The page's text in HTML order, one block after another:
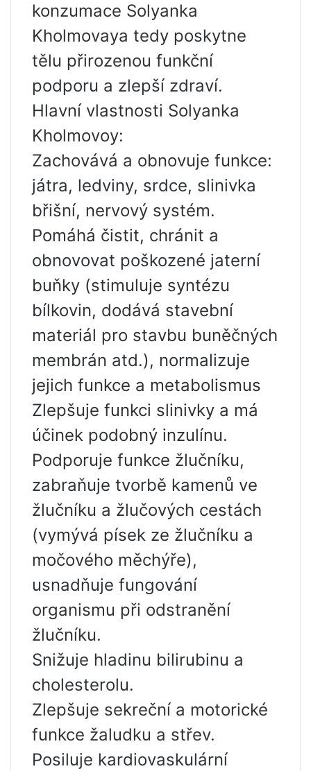
konzumace Solyanka
Kholmovaya tedy poskytne
tělu přirozenou funkční
podporu a zlepší zdraví.
Hlavní vlastnosti Solyanka
Kholmovoy:
Zachovává a obnovuje funkce:
játra, ledviny, srdce, slinivka
břišní, nervový systém.
Pomáhá čistit, chránit a
obnovovat poškozené jaterní
buňky (stimuluje syntézu
bílkovin, dodává stavební
materiál pro stavbu buněčných
membrán atd.), normalizuje
jejich funkce a metabolismus
Zlepšuje funkci slinivky a má
účinek podobný inzulínu.
Podporuje funkce žlučníku,
zabraňuje tvorbě kamenů ve
žlučníku a žlučových cestách
(vymývá písek ze žlučníku a
močového měchýře),
usnadňuje fungování
organismu při odstranění
žlučníku.
Snižuje hladinu bilirubinu a
cholesterolu.
Zlepšuje sekreční a motorické
funkce žaludku a střev.
Posiluje kardiovaskulární